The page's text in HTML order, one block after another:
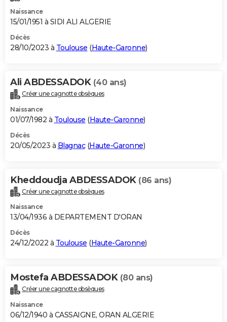
Naissance
15/01/1951 à SIDI ALI ALGERIE
Décès
28/10/2023 à Toulouse (Haute-Garonne)
Ali ABDESSADOK (40 ans)
Créer une cagnotte obsèques
Naissance
01/07/1982 à Toulouse (Haute-Garonne)
Décès
20/05/2023 à Blagnac(Haute-Garonne)
Kheddoudja ABDESSADOK (86 ans)
Créer une cagnotte obsèques
Naissance
13/04/1936 à DEPARTEMENT D'ORAN
Décès
24/12/2022 à Toulouse (Haute-Garonne)
Mostefa ABDESSADOK (80 ans)
Créer une cagnotte obsèques
Naissance
06/12/1940 à CASSAIGNE, ORAN ALGERIE